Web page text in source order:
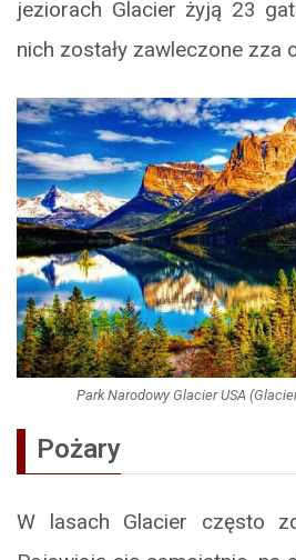
jeziorach Glacier żyją 23
nich zostały zawleczone zza
Park Narodowy Glacier USA
Pożary
W lasach Glacier często